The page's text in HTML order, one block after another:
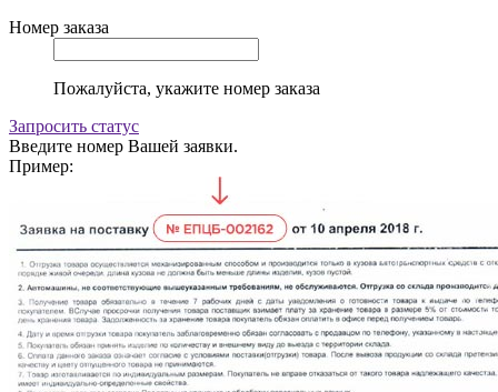
Номер заказа
Пожалуйста, укажите номер заказа
Запросить статус
Введите номер Вашей заявки.
Пример: